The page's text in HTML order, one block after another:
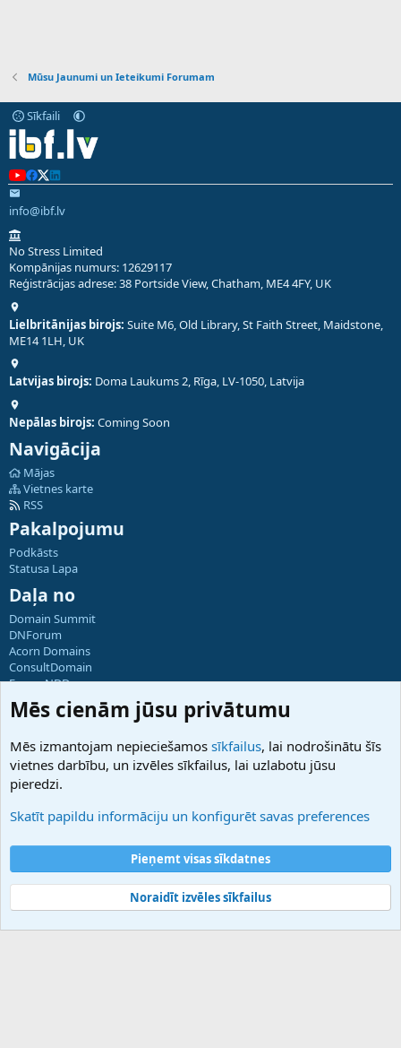
Mūsu Jaunumi un Ieteikumi Forumam
Sīkfaili
info@ibf.lv
No Stress Limited
Kompānijas numurs: 12629117
Reģistrācijas adrese: 38 Portside View, Chatham, ME4 4FY, UK
Lielbritānijas birojs: Suite M6, Old Library, St Faith Street, Maidstone,
ME14 1LH, UK
Latvijas birojs: Doma Laukums 2, Rīga, LV-1050, Latvija
Nepālas birojs: Coming Soon
Navigācija
Mājas
Vietnes karte
RSS
Pakalpojumu
Podkāsts
Statusa Lapa
Daļa no
Domain Summit
DNForum
Acorn Domains
ConsultDomain
ForumNDD
Domainforum.ro
27.be
Hostmaria
Atbalsts
Palīdzība
Noteikumi un nosacījumi
Privātuma politika
Community platform by XenForo® © 2010-2025 XenForo Ltd.
Mēs cienām jūsu privātumu
Mēs izmantojam nepieciešamos sīkfailus, lai nodrošinātu šīs
vietnes darbību, un izvēles sīkfailus, lai uzlabotu jūsu
pieredzi.
Skatīt papildu informāciju un konfigurēt savas preferences
Pieņemt visas sīkdatnes
Noraidīt izvēles sīkfailus